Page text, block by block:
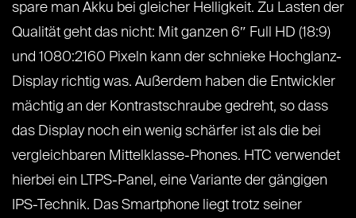
spare man Akku bei gleicher Helligkeit. Zu Lasten der
Qualität geht das nicht: Mit ganzen 6″ Full HD (18:9)
und 1080:2160 Pixeln kann der schnieke Hochglanz-
Display richtig was. Außerdem haben die Entwickler
mächtig an der Kontrastschraube gedreht, so dass
das Display noch ein wenig schärfer ist als die bei
vergleichbaren Mittelklasse-Phones. HTC verwendet
hierbei ein LTPS-Panel, eine Variante der gängigen
IPS-Technik. Das Smartphone liegt trotz seiner